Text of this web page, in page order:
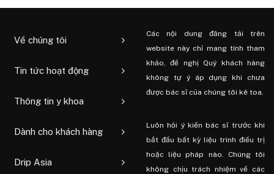
Về chúng tôi
Tin tức hoạt động
Thông tin y khoa
Dành cho khách hàng
Drip Asia
Các nội dung đăng tải trên
website này chỉ mang tính tham
khảo, đề nghị Quý khách hàng
không tự ý áp dụng khi chưa
được bác sĩ của chúng tôi kê toa.
Luôn hỏi ý kiến ​​bác sĩ trước khi
bắt đầu bất kỳ liệu trình điều trị
hoặc liệu pháp nào. Chúng tôi
không chịu trách nhiệm về các